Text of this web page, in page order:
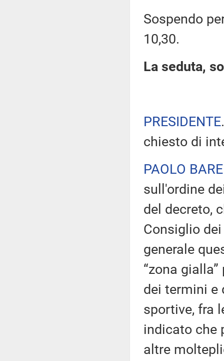
Sospendo
10,30.
La seduta,
PRESIDENTE
chiesto di
PAOLO
sull'ordine
del decreto,
Consiglio
generale
“zona
dei termini e
sportive, fra
indicato che
altre